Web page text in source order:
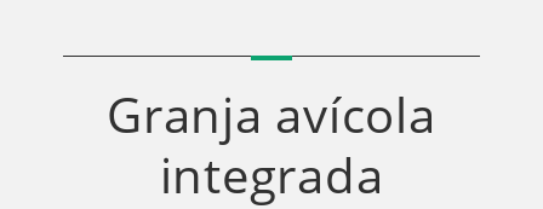
Granja avícola
integrada